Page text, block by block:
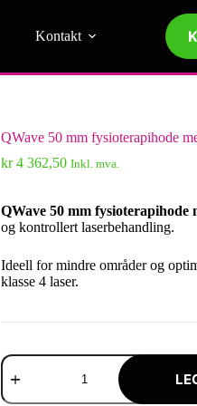
Kontakt
QWave 50 mm fysioterapihode
kr4 362,50 Inkl. mva.
QWave 50 mm fysioterapihode
og kontrollert laserbehandling.
Ideell for mindre områder og
klasse 4 laser.
QWave
50
mm